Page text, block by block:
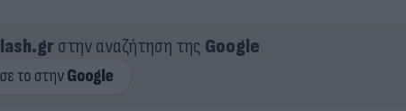
στην αναζήτηση της Google